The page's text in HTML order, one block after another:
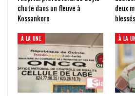
chute dans un fleuve à
Kossankoro
deux
blessés
À LA UNE À LA